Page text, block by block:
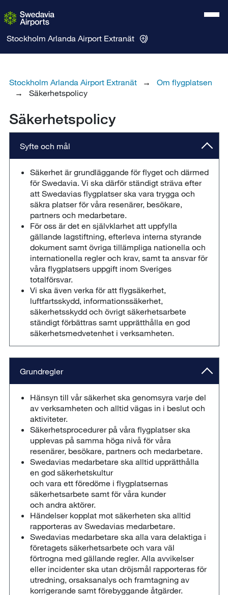
Stockholm Arlanda Airport Extranät
Stockholm Arlanda Airport Extranät
Om flygplatsen
Säkerhetspolicy
Säkerhetspolicy
Syfte och mål
Säkerhet är grundläggande för flyget och därmed
för Swedavia. Vi ska därför ständigt sträva efter
att Swedavias flygplatser ska vara trygga och
säkra platser för våra resenärer, besökare,
partners och medarbetare.
För oss är det en självklarhet att uppfylla
gällande lagstiftning, efterleva interna styrande
dokument samt övriga tillämpliga nationella och
internationella regler och krav, samt ta ansvar för
våra flygplatsers uppgift inom Sveriges
totalförsvar.
Vi ska även verka för att flygsäkerhet,
luftfartsskydd, informationssäkerhet,
säkerhetsskydd och övrigt säkerhetsarbete
ständigt förbättras samt upprätthålla en god
säkerhetsmedvetenhet i verksamheten.
Grundregler
Hänsyn till vår säkerhet ska genomsyra varje del
av verksamheten och alltid vägas in i beslut och
aktiviteter.
Säkerhetsprocedurer på våra flygplatser ska
upplevas på samma höga nivå för våra
resenärer, besökare, partners och medarbetare.
Swedavias medarbetare ska alltid upprätthålla
en god säkerhetskultur
och vara ett föredöme i flygplatsernas
säkerhetsarbete samt för våra kunder
och andra aktörer.
Händelser kopplat mot säkerheten ska alltid
rapporteras av Swedavias medarbetare.
Swedavias medarbetare ska alla vara delaktiga i
företagets säkerhetsarbete och vara väl
förtrogna med gällande regler. Alla avvikelser
eller incidenter ska utan dröjsmål rapporteras för
utredning, orsaksanalys och framtagning av
korrigerande samt förebyggande åtgärder.